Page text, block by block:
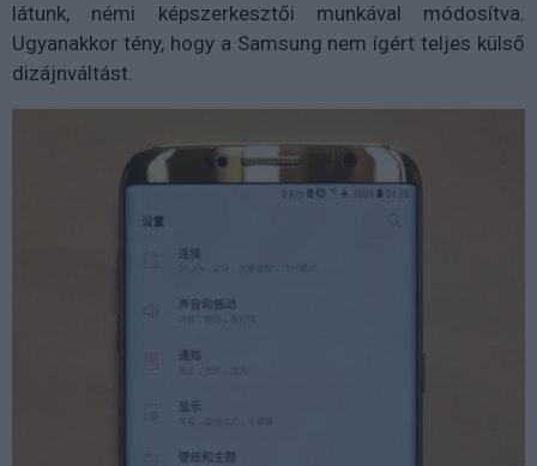
látunk, némi képszerkesztői munkával módosítva.
Ugyanakkor tény, hogy a Samsung nem ígért teljes külső
dizájnváltást.